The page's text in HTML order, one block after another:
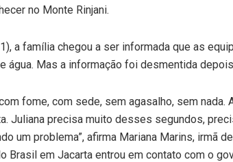
no Monte Rinjani.
a família chegou a ser informada que as
água. Mas a informação foi desmentida
fome, com sede, sem agasalho, sem
Juliana precisa muito desses segundos,
um problema”, afirma Mariana Marins, irmã
Brasil em Jacarta entrou em contato com o